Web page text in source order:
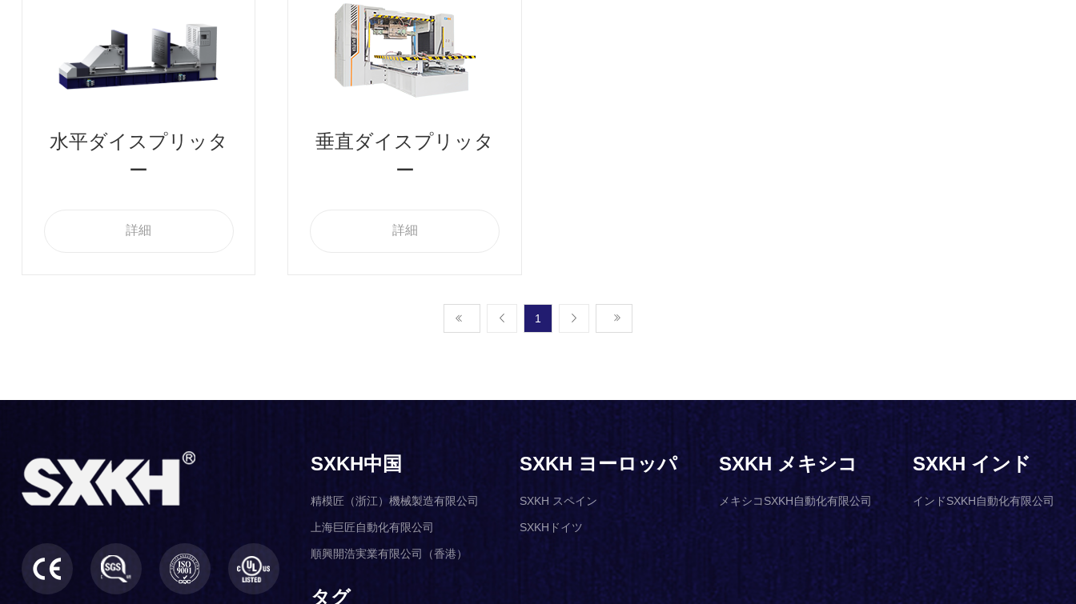
水平ダイスプリッタ
ー
詳細
垂直ダイスプリッタ
ー
詳細
1
SXKH中国
精模匠（浙江）機械製造有限公司
上海巨匠自動化有限公司
順興開浩実業有限公司（香港）
SXKH ヨーロッパ
SXKH スペイン
SXKHドイツ
SXKH メキシコ
メキシコSXKH自動化有限公司
SXKH インド
インドSXKH自動化有限公司
タグ